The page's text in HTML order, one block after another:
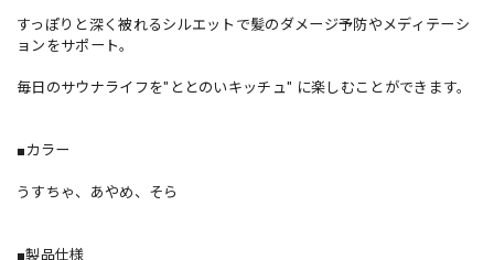
すっぽりと深く被れるシルエットで髪のダメージ予防やメディテーシ
ョンをサポート。
毎日のサウナライフを"ととのいキッチュ" に楽しむことができます。
■カラー
うすちゃ、あやめ、そら
■製品仕様